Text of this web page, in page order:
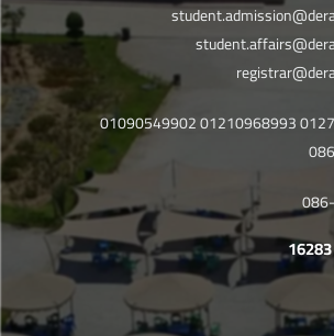
01271878682 01210968993 01090549902